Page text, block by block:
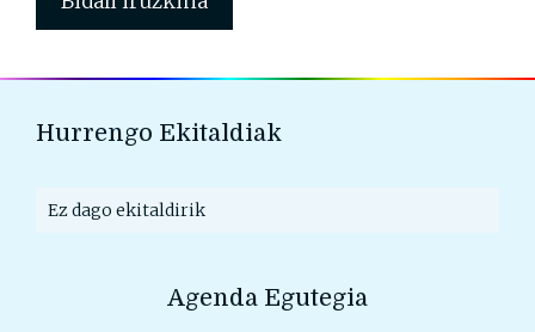
Hurrengo Ekitaldiak
Ez dago ekitaldirik
Agenda Egutegia